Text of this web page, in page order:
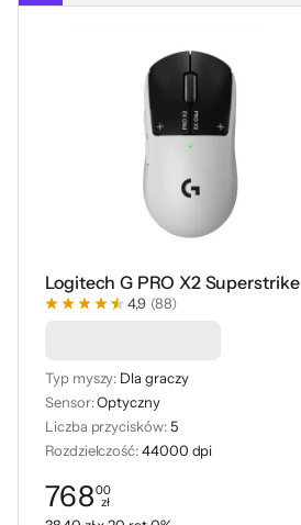
Logitech G PRO X2 Superstrike
4,9 (88)
Typ myszy: Dla graczy
Sensor:Optyczny
Liczba przycisków: 5
Rozdzielczość:44000 dpi
Cena: 768,00 zł
76800
zł